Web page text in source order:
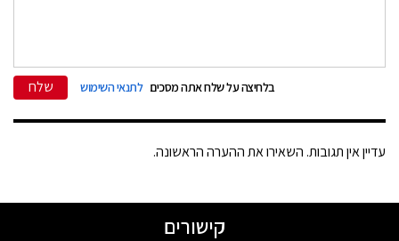
בלחיצה על שלח אתה מסכים לתנאי השימוש שלח
עדיין אין תגובות. השאירו את ההערה הראשונה.
קישורים